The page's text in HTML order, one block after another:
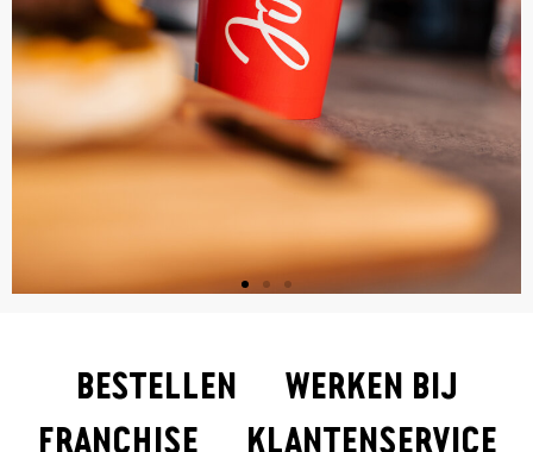
BESTELLEN
WERKEN BIJ
FRANCHISE
KLANTENSERVICE